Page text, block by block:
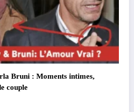
Charles Leclerc et Alexandra Saint
demande en mariage, chien complice,